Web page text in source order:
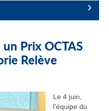
Prix OCTAS
Relève
Le 4 juin,
l'équipe du